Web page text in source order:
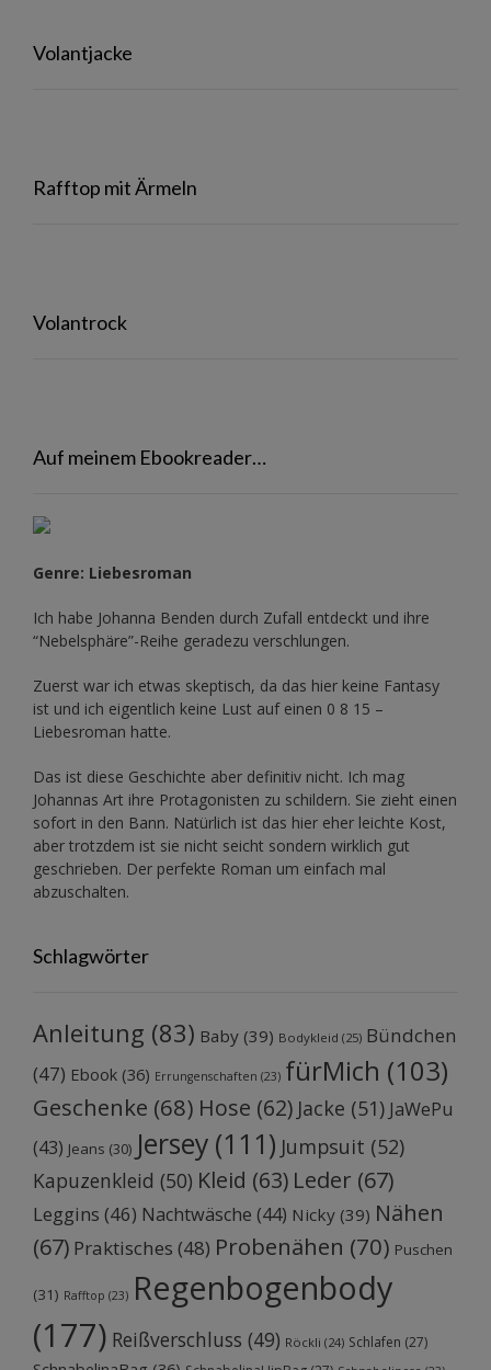
Volantjacke
Rafftop mit Ärmeln
Volantrock
Auf meinem Ebookreader…
Genre: Liebesroman
Ich habe Johanna Benden durch Zufall entdeckt und ihre
“Nebelsphäre”-Reihe geradezu verschlungen.
Zuerst war ich etwas skeptisch, da das hier keine Fantasy
ist und ich eigentlich keine Lust auf einen 0 8 15 –
Liebesroman hatte.
Das ist diese Geschichte aber definitiv nicht. Ich mag
Johannas Art ihre Protagonisten zu schildern. Sie zieht einen
sofort in den Bann. Natürlich ist das hier eher leichte Kost,
aber trotzdem ist sie nicht seicht sondern wirklich gut
geschrieben. Der perfekte Roman um einfach mal
abzuschalten.
Schlagwörter
Anleitung (83) Baby (39) Bodykleid (25) Bündchen
(47) Ebook (36) Errungenschaften (23) fürMich (103)
Geschenke (68) Hose (62) Jacke (51) JaWePu
(43) Jeans (30) Jersey (111) Jumpsuit (52)
Kapuzenkleid (50) Kleid (63) Leder (67)
Leggins (46) Nachtwäsche (44) Nicky (39) Nähen
(67) Praktisches (48) Probenähen (70) Puschen
(31) Rafftop (23) Regenbogenbody
(177) Reißverschluss (49) Röckli (24) Schlafen (27)